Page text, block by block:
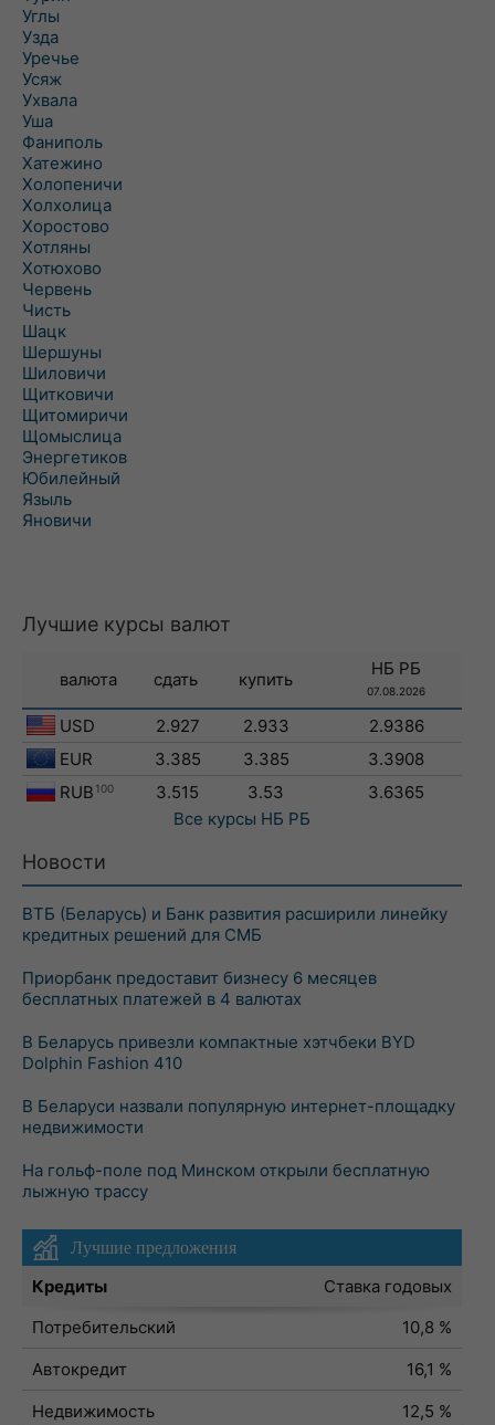
Углы
Узда
Уречье
Усяж
Ухвала
Уша
Фаниполь
Хатежино
Холопеничи
Холхолица
Хоростово
Хотляны
Хотюхово
Червень
Чисть
Шацк
Шершуны
Шиловичи
Щитковичи
Щитомиричи
Щомыслица
Энергетиков
Юбилейный
Языль
Яновичи
Лучшие курсы валют
валюта сдать купить
НБ РБ
07.08.2026
USD 2.927 2.933
2.9386
EUR
3.385 3.385
3.3908
RUB 100 3.515 3.53
3.6365
Все курсы НБ РБ
Новости
ВТБ (Беларусь) и Банк развития расширили линейку
кредитных решений для СМБ
Приорбанк предоставит бизнесу 6 месяцев
бесплатных платежей в 4 валютах
В Беларусь привезли компактные хэтчбеки BYD
Dolphin Fashion 410
В Беларуси назвали популярную интернет-площадку
недвижимости
На гольф-поле под Минском открыли бесплатную
лыжную трассу
Лучшие предложения
Кредиты
Ставка годовых
Потребительский
10,8 %
Автокредит
16,1 %
Недвижимость
12,5 %